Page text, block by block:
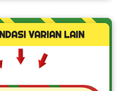
VARIAN LAIN